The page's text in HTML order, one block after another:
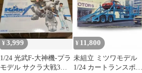
¥3,999
1/24 光武F-大神機-プラ
モデル サクラ大戦3〜
¥ 11,800
未組立 ミツワモデル
1/24 カートランスポー